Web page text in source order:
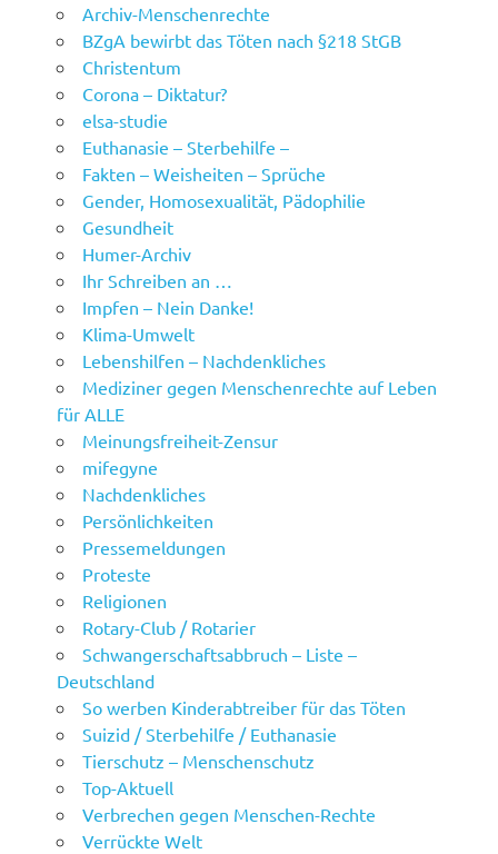
Archiv-Menschenrechte
BZgA bewirbt das Töten nach §218 StGB
Christentum
Corona – Diktatur?
elsa-studie
Euthanasie – Sterbehilfe –
Fakten – Weisheiten – Sprüche
Gender, Homosexualität, Pädophilie
Gesundheit
Humer-Archiv
Ihr Schreiben an …
Impfen – Nein Danke!
Klima-Umwelt
Lebenshilfen – Nachdenkliches
Mediziner gegen Menschenrechte auf Leben
für ALLE
Meinungsfreiheit-Zensur
mifegyne
Nachdenkliches
Persönlichkeiten
Pressemeldungen
Proteste
Religionen
Rotary-Club / Rotarier
Schwangerschaftsabbruch – Liste –
Deutschland
So werben Kinderabtreiber für das Töten
Suizid / Sterbehilfe / Euthanasie
Tierschutz – Menschenschutz
Top-Aktuell
Verbrechen gegen Menschen-Rechte
Verrückte Welt